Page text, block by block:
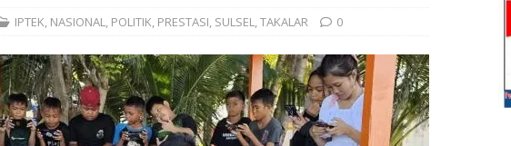
IPTEK NASIONAL POLITIK PRESTASI SULSEL TAKALAR 0